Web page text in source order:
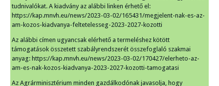
tudnivalókat. A kiadvány az alábbi linken érhető el:
https://kap.mnvh.eu/news/2023-03-02/165431/megjelent-nak-es-az-
am-kozos-kiadvanya-feltetelesseg-2023-2027-kozotti
Az alábbi címen ugyancsak elérhető a termeléshez kötött
támogatások összetett szabályrendszerét összefoglaló szakmai
anyag: https://kap.mnvh.eu/news/2023-03-02/170427/elerheto-az-
am-es-nak-kozos-kiadvanya-2023-2027-kozotti-tamogatasi
Az Agrárminisztérium minden gazdálkodónak javasolja, hogy